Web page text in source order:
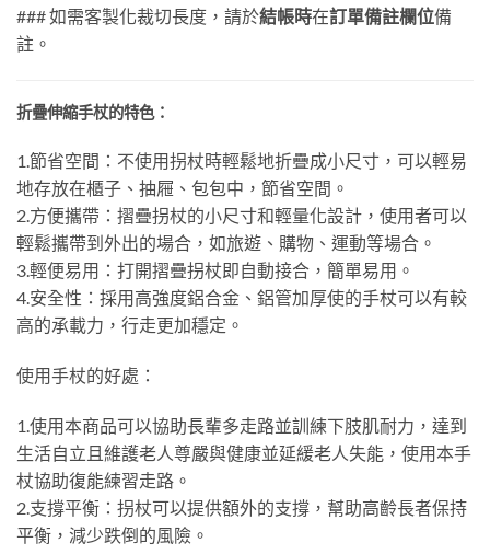
### 如需客製化裁切長度，請於結帳時在訂單備註欄位備
註。
折疊伸縮手杖的特色：
1.節省空間：不使用拐杖時輕鬆地折疊成小尺寸，可以輕易
地存放在櫃子、抽屜、包包中，節省空間。
2.方便攜帶：摺疊拐杖的小尺寸和輕量化設計，使用者可以
輕鬆攜帶到外出的場合，如旅遊、購物、運動等場合。
3.輕便易用：打開摺疊拐杖即自動接合，簡單易用。
4.安全性：採用高強度鋁合金、鋁管加厚使的手杖可以有較
高的承載力，行走更加穩定。
使用手杖的好處：
1.使用本商品可以協助長輩多走路並訓練下肢肌耐力，達到
生活自立且維護老人尊嚴與健康並延緩老人失能，使用本手
杖協助復能練習走路。
2.支撐平衡：拐杖可以提供額外的支撐，幫助高齡長者保持
平衡，減少跌倒的風險。